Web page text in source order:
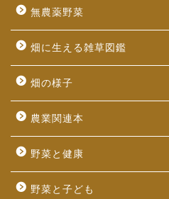
無農薬野菜
畑に生える雑草図鑑
畑の様子
農業関連本
野菜と健康
野菜と子ども